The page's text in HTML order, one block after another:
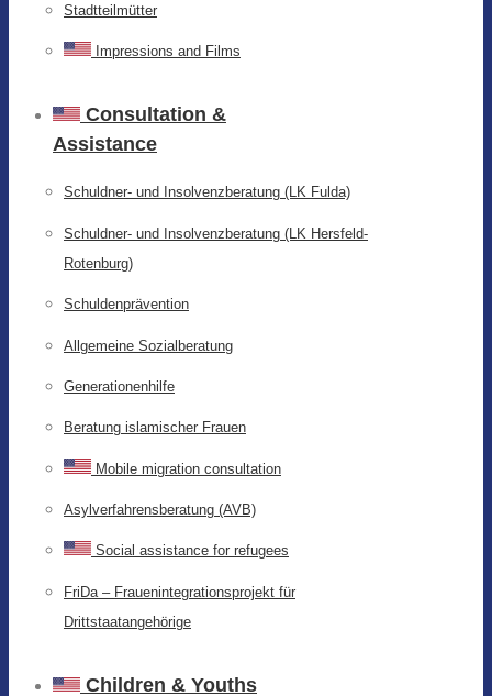
Stadtteilmütter
Impressions and Films
Consultation &
Assistance
Schuldner- und Insolvenzberatung (LK Fulda)
Schuldner- und Insolvenzberatung (LK Hersfeld-
Rotenburg)
Schuldenprävention
Allgemeine Sozialberatung
Generationenhilfe
Beratung islamischer Frauen
Mobile migration consultation
Asylverfahrensberatung (AVB)
Social assistance for refugees
FriDa – Frauenintegrationsprojekt für
Drittstaatangehörige
Children & Youths